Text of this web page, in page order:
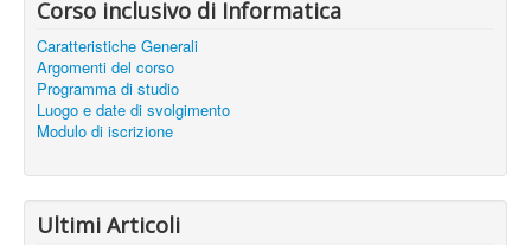
Corso inclusivo di Informatica
Caratteristiche Generali
Argomenti del corso
Programma di studio
Luogo e date di svolgimento
Modulo di iscrizione
Ultimi Articoli